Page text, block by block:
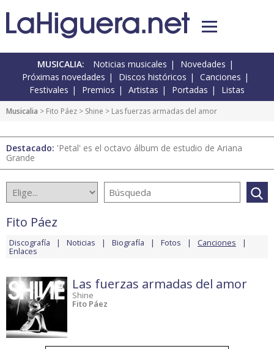
MUSICALIA: Noticias musicales
Novedades
Próximas novedades
Discos históricos
Canciones
Festivales
Premios Artistas Portadas Listas
Musicalia > Fito Páez > Shine > Las fuerzas armadas del amor
Destacado: 'Petal' es el octavo álbum de estudio de Ariana
Grande
Fito Páez
Discografía Noticias Biografía Fotos Canciones
Enlaces
Las fuerzas armadas del amor
Shine
Fito Páez